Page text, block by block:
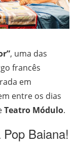
, uma das
francês
em
entre os dias
Teatro Módulo.
Baiana!